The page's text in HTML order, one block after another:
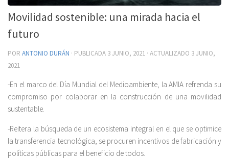
Movilidad sostenible: una mirada hacia el
futuro
POR ANTONIO DURÁN · PUBLICADA 3 JUNIO, 2021 · ACTUALIZADO 3 JUNIO,
2021
-En el marco del Día Mundial del Medioambiente, la AMIA refrenda su
compromiso por colaborar en la construcción de una movilidad
sustentable.
-Reitera la búsqueda de un ecosistema integral en el que se optimice
la transferencia tecnológica, se procuren incentivos de fabricación y
políticas públicas para el beneficio de todos.